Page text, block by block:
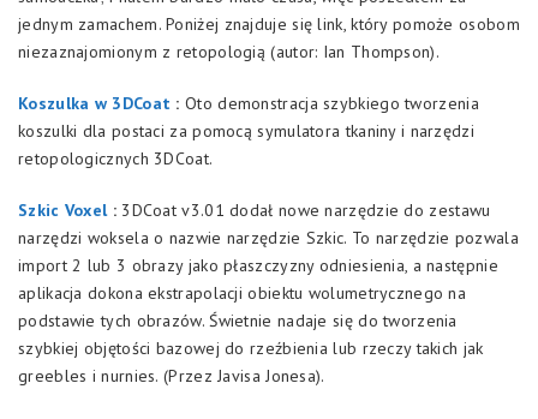
jednym zamachem. Poniżej znajduje się link, który pomoże osobom
niezaznajomionym z retopologią (autor: Ian Thompson).
Koszulka w 3DCoat : Oto demonstracja szybkiego tworzenia
koszulki dla postaci za pomocą symulatora tkaniny i narzędzi
retopologicznych 3DCoat.
Szkic Voxel:3DCoat v3.01 dodał nowe narzędzie do zestawu
narzędzi woksela o nazwie narzędzie Szkic. To narzędzie pozwala
import 2 lub 3 obrazy jako płaszczyzny odniesienia, a następnie
aplikacja dokona ekstrapolacji obiektu wolumetrycznego na
podstawie tych obrazów. Świetnie nadaje się do tworzenia
szybkiej objętości bazowej do rzeźbienia lub rzeczy takich jak
greebles i nurnies. (Przez Javisa Jonesa).